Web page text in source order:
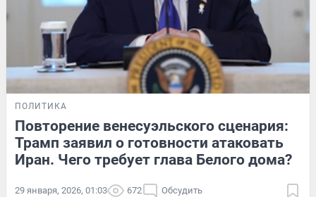
ПОЛИТИКА
Повторение венесуэльского сценария:
Трамп заявил о готовности атаковать
Иран. Чего требует глава Белого дома?
29 января, 2026, 01:03 672 Обсудить